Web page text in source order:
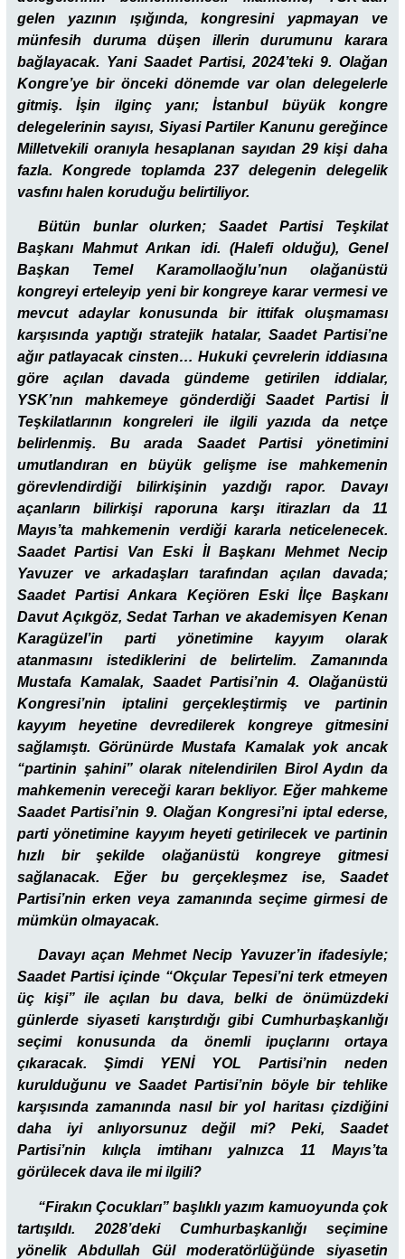
gelen yazının ışığında, kongresini yapmayan ve
münfesih duruma düşen illerin durumunu karara
bağlayacak. Yani Saadet Partisi, 2024’teki 9. Olağan
Kongre’ye bir önceki dönemde var olan delegelerle
gitmiş. İşin ilginç yanı; İstanbul büyük kongre
delegelerinin sayısı, Siyasi Partiler Kanunu gereğince
Milletvekili oranıyla hesaplanan sayıdan 29 kişi daha
fazla. Kongrede toplamda 237 delegenin delegelik
vasfını halen koruduğu belirtiliyor.
Bütün bunlar olurken; Saadet Partisi Teşkilat
Başkanı Mahmut Arıkan idi. (Halefi olduğu), Genel
Başkan Temel Karamollaoğlu’nun olağanüstü
kongreyi erteleyip yeni bir kongreye karar vermesi ve
mevcut adaylar konusunda bir ittifak oluşmaması
karşısında yaptığı stratejik hatalar, Saadet Partisi’ne
ağır patlayacak cinsten… Hukuki çevrelerin iddiasına
göre açılan davada gündeme getirilen iddialar,
YSK’nın mahkemeye gönderdiği Saadet Partisi İl
Teşkilatlarının kongreleri ile ilgili yazıda da netçe
belirlenmiş. Bu arada Saadet Partisi yönetimini
umutlandıran en büyük gelişme ise mahkemenin
görevlendirdiği bilirkişinin yazdığı rapor. Davayı
açanların bilirkişi raporuna karşı itirazları da 11
Mayıs’ta mahkemenin verdiği kararla neticelenecek.
Saadet Partisi Van Eski İl Başkanı Mehmet Necip
Yavuzer ve arkadaşları tarafından açılan davada;
Saadet Partisi Ankara Keçiören Eski İlçe Başkanı
Davut Açıkgöz, Sedat Tarhan ve akademisyen Kenan
Karagüzel’in parti yönetimine kayyım olarak
atanmasını istediklerini de belirtelim. Zamanında
Mustafa Kamalak, Saadet Partisi’nin 4. Olağanüstü
Kongresi’nin iptalini gerçekleştirmiş ve partinin
kayyım heyetine devredilerek kongreye gitmesini
sağlamıştı. Görünürde Mustafa Kamalak yok ancak
“partinin şahini” olarak nitelendirilen Birol Aydın da
mahkemenin vereceği kararı bekliyor. Eğer mahkeme
Saadet Partisi’nin 9. Olağan Kongresi’ni iptal ederse,
parti yönetimine kayyım heyeti getirilecek ve partinin
hızlı bir şekilde olağanüstü kongreye gitmesi
sağlanacak. Eğer bu gerçekleşmez ise, Saadet
Partisi’nin erken veya zamanında seçime girmesi de
mümkün olmayacak.
Davayı açan Mehmet Necip Yavuzer’in ifadesiyle;
Saadet Partisi içinde “Okçular Tepesi’ni terk etmeyen
üç kişi” ile açılan bu dava, belki de önümüzdeki
günlerde siyaseti karıştırdığı gibi Cumhurbaşkanlığı
seçimi konusunda da önemli ipuçlarını ortaya
çıkaracak. Şimdi YENİ YOL Partisi’nin neden
kurulduğunu ve Saadet Partisi’nin böyle bir tehlike
karşısında zamanında nasıl bir yol haritası çizdiğini
daha iyi anlıyorsunuz değil mi? Peki, Saadet
Partisi’nin kılıçla imtihanı yalnızca 11 Mayıs’ta
görülecek dava ile mi ilgili?
“Firakın Çocukları” başlıklı yazım kamuoyunda çok
tartışıldı. 2028’deki Cumhurbaşkanlığı seçimine
yönelik Abdullah Gül moderatörlüğünde siyasetin